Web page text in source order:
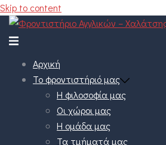
Skip to content
Αρχική
Το φροντιστήριό μας
Η φιλοσοφία μας
Οι χώροι μας
Η ομάδα μας
Τα τμήματά μας